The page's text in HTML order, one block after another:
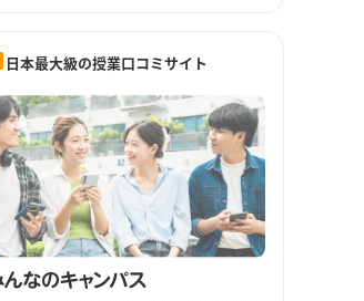
日本最大級の授業口コミサイト